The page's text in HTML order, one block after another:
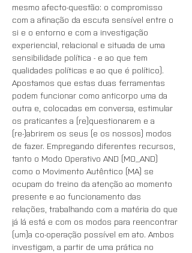
mesmo afecto-questão: o compromisso
com a afinação da escuta sensível entre o
si e o entorno e com a investigação
experiencial, relacional e situada de uma
sensibilidade política - e ao que tem
qualidades políticas e ao que é político).
Apostamos que estas duas ferramentas
podem funcionar como anticorpo uma da
outra e, colocadas em conversa, estimular
os praticantes a (re)questionarem e a
(re-)abrirem os seus (e os nossos) modos
de fazer. Empregando diferentes recursos,
tanto o Modo Operativo AND (MO_AND)
como o Movimento Autêntico (MA) se
ocupam do treino da atenção ao momento
presente e ao funcionamento das
relações, trabalhando com a matéria do que
já lá está e com os modos para reencontrar
(um)a co-operação possível em ato. Ambos
investigam, a partir de uma prática no